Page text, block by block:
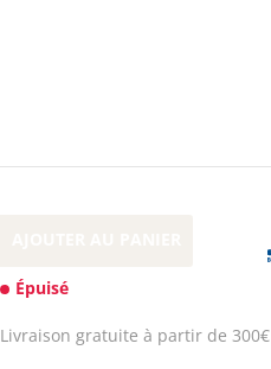
Épuisé
Livraison gratuite à partir de 300€